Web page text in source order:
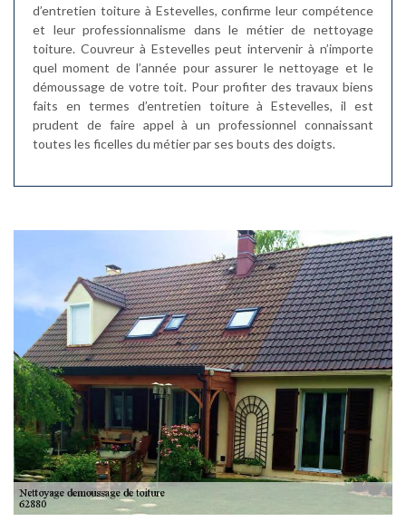
d’entretien toiture à Estevelles, confirme leur compétence
et leur professionnalisme dans le métier de nettoyage
toiture. Couvreur à Estevelles peut intervenir à n’importe
quel moment de l’année pour assurer le nettoyage et le
démoussage de votre toit. Pour profiter des travaux biens
faits en termes d’entretien toiture à Estevelles, il est
prudent de faire appel à un professionnel connaissant
toutes les ficelles du métier par ses bouts des doigts.